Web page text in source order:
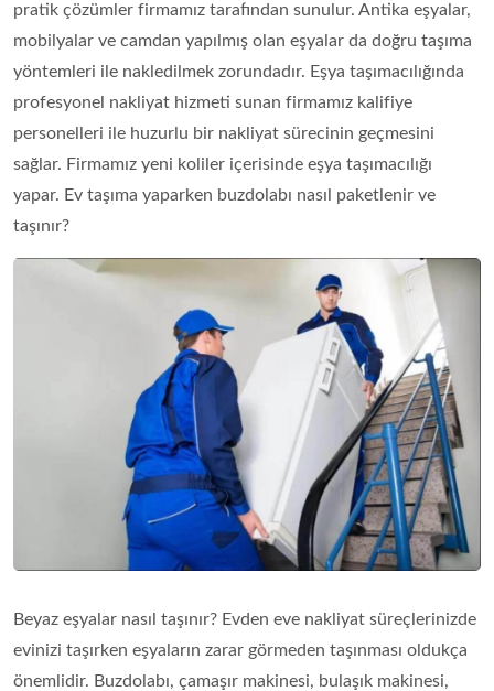
pratik çözümler firmamız tarafından sunulur. Antika eşyalar,
mobilyalar ve camdan yapılmış olan eşyalar da doğru taşıma
yöntemleri ile nakledilmek zorundadır. Eşya taşımacılığında
profesyonel nakliyat hizmeti sunan firmamız kalifiye
personelleri ile huzurlu bir nakliyat sürecinin geçmesini
sağlar. Firmamız yeni koliler içerisinde eşya taşımacılığı
yapar. Ev taşıma yaparken buzdolabı nasıl paketlenir ve
taşınır?
Beyaz eşyalar nasıl taşınır? Evden eve nakliyat süreçlerinizde
evinizi taşırken eşyaların zarar görmeden taşınması oldukça
önemlidir. Buzdolabı, çamaşır makinesi, bulaşık makinesi,